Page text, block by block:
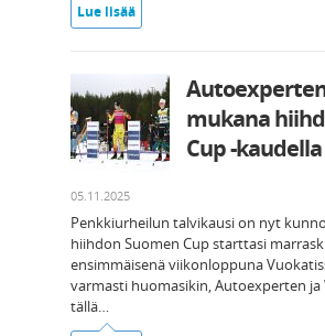
Lue lisää
mukana
Cup -kaudella
05.11.2025
Penkkiurheilun talvikausi on nyt
hiihdon Suomen Cup starttasi
ensimmäisenä viikonloppuna
varmasti huomasikin, Autoexperten
tällä…